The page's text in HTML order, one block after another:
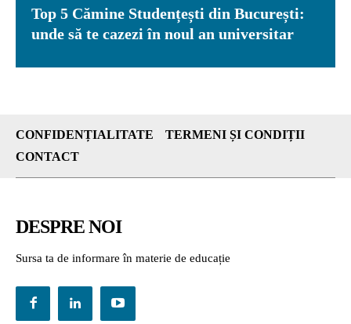
Top 5 Cămine Studențești din București:
unde să te cazezi în noul an universitar
CONFIDENȚIALITATE
TERMENI ȘI CONDIȚII
CONTACT
DESPRE NOI
Sursa ta de informare în materie de educație